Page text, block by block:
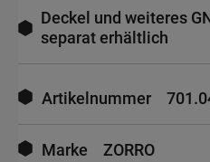
Deckel und weiteres
separat erhältlich
Informationen
Artikelnummer
Marke ZORRO